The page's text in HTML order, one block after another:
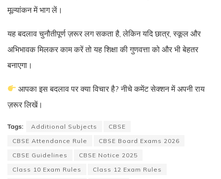
मूल्यांकन में भाग लें।
यह बदलाव चुनौतीपूर्ण ज़रूर लग सकता है, लेकिन यदि छात्र, स्कूल और
अभिभावक मिलकर काम करें तो यह शिक्षा की गुणवत्ता को और भी बेहतर
बनाएगा।
आपका इस बदलाव पर क्या विचार है? नीचे कमेंट सेक्शन में अपनी राय
ज़रूर लिखें।
Tags: Additional Subjects
CBSE
CBSE Attendance Rule
CBSE Board Exams 2026
CBSE Guidelines
CBSE Notice 2025
Class 10 Exam Rules
Class 12 Exam Rules